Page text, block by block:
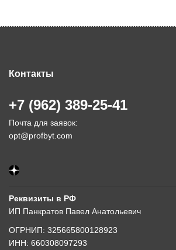
Контакты
+7 (962) 389-25-41
Почта для заявок:
opt@profbyt.com
Реквизиты в РФ
ИП Панкратов Павел Анатольевич
ОГРНИП: 325665800128923
ИНН: 660308097293